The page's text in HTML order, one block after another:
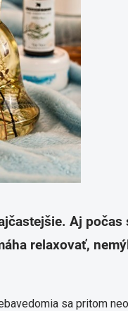
Aj
relaxovať,
sa pritom